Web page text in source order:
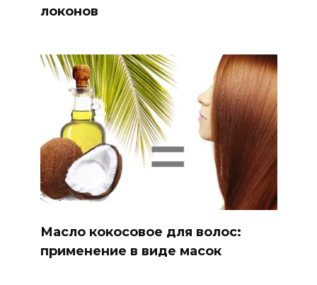
локонов
Масло кокосовое для волос:
применение в виде масок